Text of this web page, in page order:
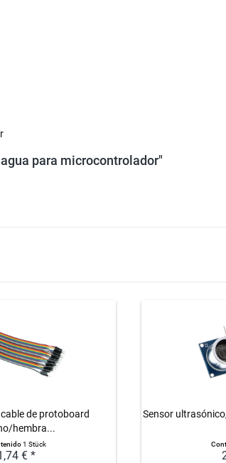
para microcontrolador"
de protoboard
hembra...
1 Stück
€ *
Sensor